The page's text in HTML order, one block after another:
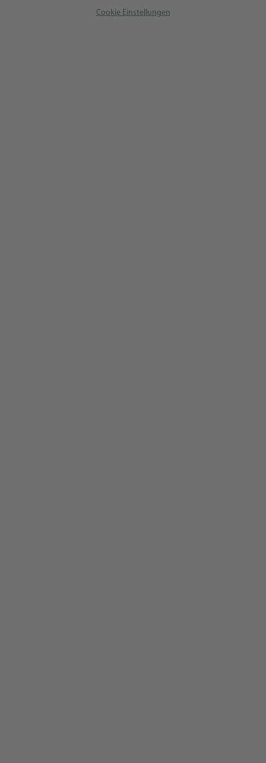
Cookie Einstellungen